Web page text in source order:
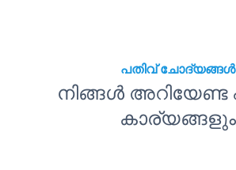
പതിവ് ചോദ്യങ്ങൾ
നിങ്ങൾ
കാര്യങ്ങളും